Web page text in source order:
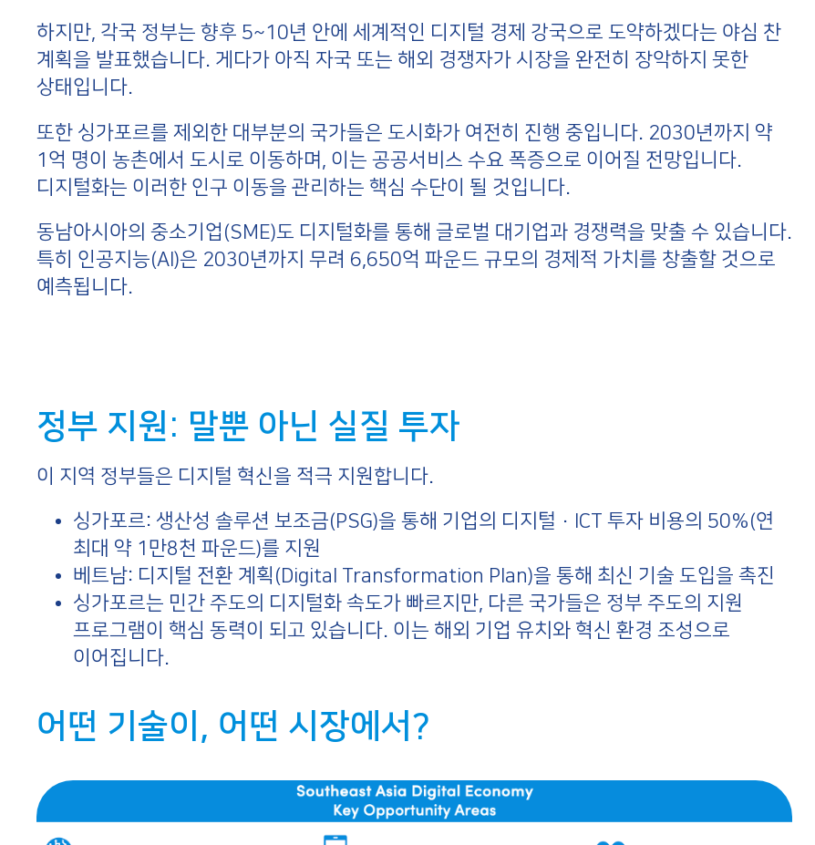
하지만, 각국 정부는 향후 5~10년 안에 세계적인 디지털 경제 강국으로 도약하겠다는 야심 찬
계획을 발표했습니다. 게다가 아직 자국 또는 해외 경쟁자가 시장을 완전히 장악하지 못한
상태입니다.
또한 싱가포르를 제외한 대부분의 국가들은 도시화가 여전히 진행 중입니다. 2030년까지 약
1억 명이 농촌에서 도시로 이동하며, 이는 공공서비스 수요 폭증으로 이어질 전망입니다.
디지털화는 이러한 인구 이동을 관리하는 핵심 수단이 될 것입니다.
동남아시아의 중소기업(SME)도 디지털화를 통해 글로벌 대기업과 경쟁력을 맞출 수 있습니다.
특히 인공지능(AI)은 2030년까지 무려 6,650억 파운드 규모의 경제적 가치를 창출할 것으로
예측됩니다.
정부 지원: 말뿐 아닌 실질 투자
이 지역 정부들은 디지털 혁신을 적극 지원합니다.
싱가포르: 생산성 솔루션 보조금(PSG)을 통해 기업의 디지털·ICT 투자 비용의 50%(연
최대 약 1만8천 파운드)를 지원
베트남: 디지털 전환 계획(Digital Transformation Plan)을 통해 최신 기술 도입을 촉진
싱가포르는 민간 주도의 디지털화 속도가 빠르지만, 다른 국가들은 정부 주도의 지원
프로그램이 핵심 동력이 되고 있습니다. 이는 해외 기업 유치와 혁신 환경 조성으로
이어집니다.
어떤 기술이, 어떤 시장에서?